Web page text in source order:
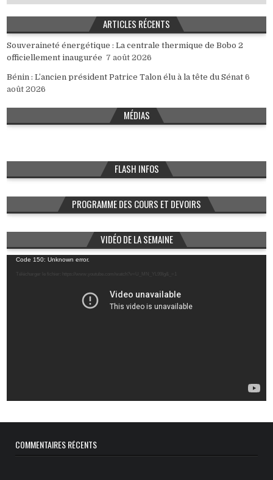
ARTICLES RÉCENTS
Souveraineté énergétique : La centrale thermique de Bobo 2
officiellement inaugurée 7 août 2026
Bénin : L’ancien président Patrice Talon élu à la tête du Sénat 6
août 2026
MÉDIAS
FLASH INFOS
PROGRAMME DES COURS ET DEVOIRS
VIDÉO DE LA SEMAINE
Lecteur
vidéo
Code 150: Unknown error.
Télécharger le fichier: https://www.youtube.com/watch?v=U_MN_YL99Ig&_=1
COMMENTAIRES RÉCENTS